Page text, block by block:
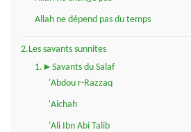
Allah ne dépend pas du temps
2.Les savants sunnites
1.►Savants du Salaf
'Abdou r-Razzaq
'Aichah
'Ali Ibn Abi Talib